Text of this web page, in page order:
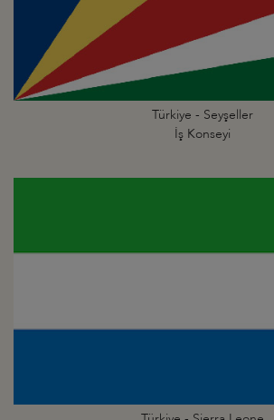
Türkiye - Seyşeller
İş Konseyi